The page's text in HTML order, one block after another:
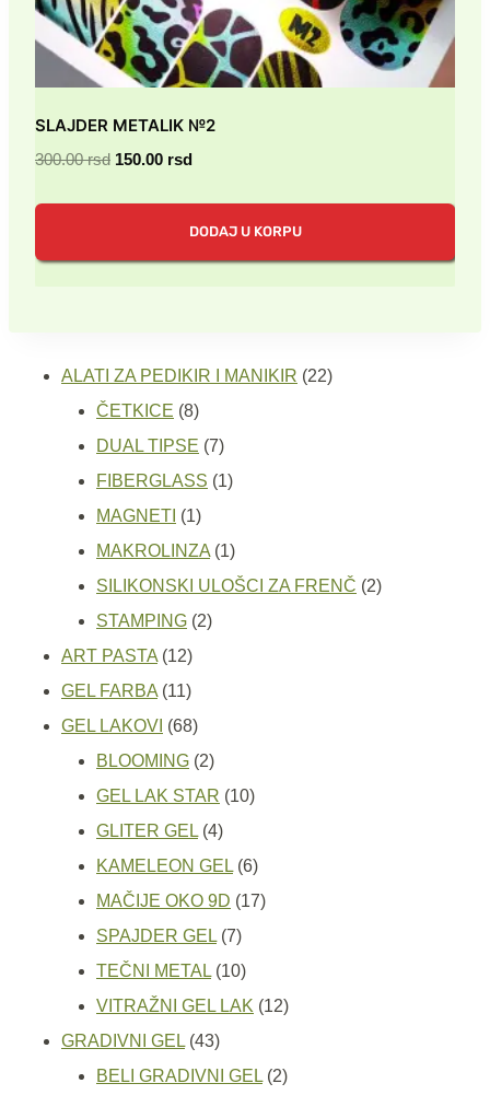
SLAJDER METALIK №2
300.00rsd Originalna
300.00 rsd.
150.00 rsdTrenutna
150.00 rsd.
DODAJ U KORPU
ALATI ZA PEDIKIR I MANIKIR 2222
ČETKICE 88
proizvoda
DUAL TIPSE 77
proizvoda
FIBERGLASS 11
MAGNETI 11
proizvod
MAKROLINZA 11
proizvod
SILIKONSKI ULOŠCI ZA FRENČ 22
STAMPING 22
ART PASTA 1212
proizvoda
GEL FARBA 1111
proizvoda
GEL LAKOVI 6868
proizvoda
BLOOMING 22
proizvoda
GEL LAK STAR 1010
GLITER GEL 44
proizvoda
KAMELEON GEL 66
proizvoda
MAČIJE OKO 9D 1717
SPAJDER GEL 77
proizvoda
TEČNI METAL 1010
proizvoda
VITRAŽNI GEL LAK 1212
GRADIVNI GEL 4343
proizvoda
BELI GRADIVNI GEL 22